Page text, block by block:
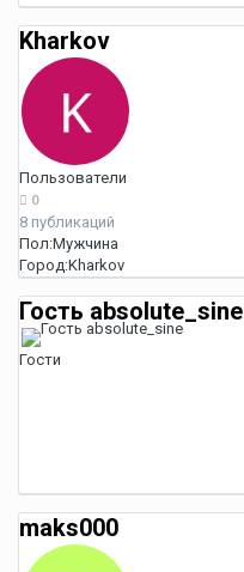
Kharkov
Пользователи
0
8 публикаций
Пол:Мужчина
Город:Kharkov
Гость absolute_sine
Гости
maks000